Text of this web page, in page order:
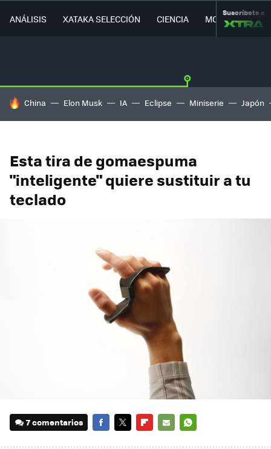
ANÁLISIS XATAKA SELECCIÓN CIENCIA MOVILIDAD
Suscríbete a
HOY SE HABLA DE
China Elon Musk IA Eclipse Miniserie Japón
Esta tira de gomaespuma
"inteligente" quiere sustituir a tu
teclado
7 comentarios